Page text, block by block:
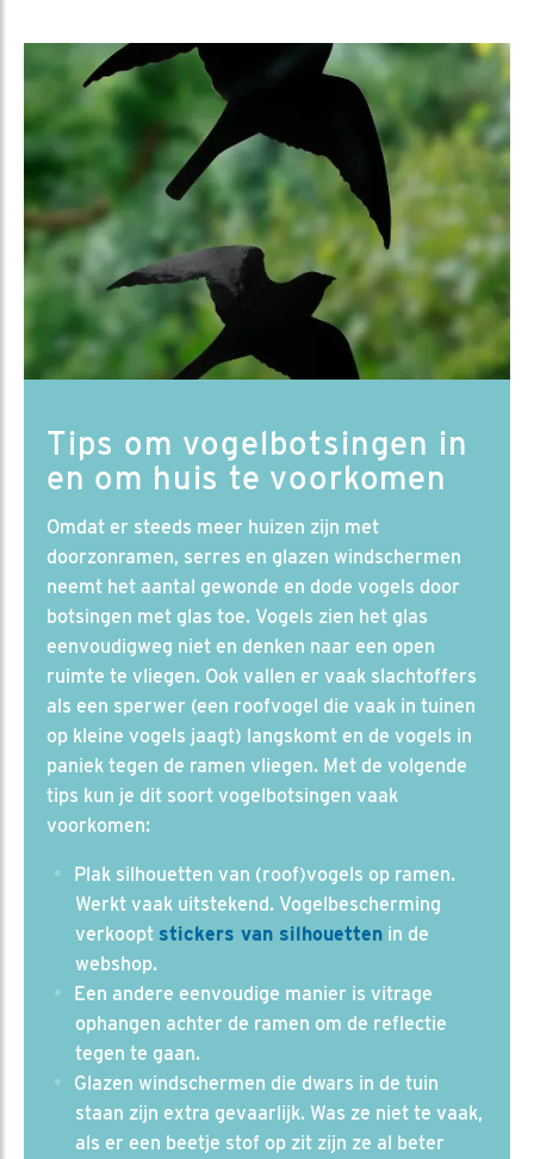
Tips om vogelbotsingen in
en om huis te voorkomen
Omdat er steeds meer huizen zijn met
doorzonramen, serres en glazen windschermen
neemt het aantal gewonde en dode vogels door
botsingen met glas toe. Vogels zien het glas
eenvoudigweg niet en denken naar een open
ruimte te vliegen. Ook vallen er vaak slachtoffers
als een sperwer (een roofvogel die vaak in tuinen
op kleine vogels jaagt) langskomt en de vogels in
paniek tegen de ramen vliegen. Met de volgende
tips kun je dit soort vogelbotsingen vaak
voorkomen:
Plak silhouetten van (roof)vogels op ramen.
Werkt vaak uitstekend. Vogelbescherming
verkoopt stickers van silhouetten in de
webshop.
Een andere eenvoudige manier is vitrage
ophangen achter de ramen om de reflectie
tegen te gaan.
Glazen windschermen die dwars in de tuin
staan zijn extra gevaarlijk. Was ze niet te vaak,
als er een beetje stof op zit zijn ze al beter